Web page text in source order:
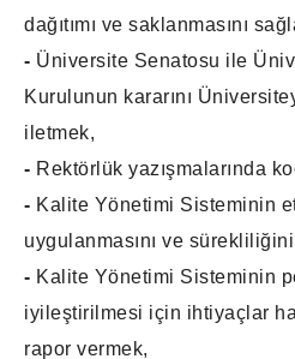
dağıtımı ve saklanmasını
- Üniversite Senatosu ile
Kurulunun kararını
iletmek,
- Rektörlük yazışmalarında
- Kalite Yönetimi Sisteminin
uygulanmasını ve
- Kalite Yönetimi Sisteminin
iyileştirilmesi için ihtiyaçlar
rapor vermek,